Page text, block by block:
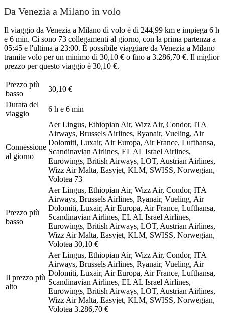
Da Venezia a Milano in volo
Il viaggio da Venezia a Milano di volo è di 244,99 km e impiega 6 h
e 6 min. Ci sono 73 collegamenti al giorno, con la prima partenza a
05:45 e l'ultima a 23:00. È possibile viaggiare da Venezia a Milano
tramite volo per un minimo di 30,10 € o fino a 3.286,70 €. Il miglior
prezzo per questo viaggio è 30,10 €.
Prezzo più
basso
30,10 €
Durata del
viaggio
6 h e 6 min
Connessione
al giorno
Aer Lingus, Ethiopian Air, Wizz Air, Condor, ITA
Airways, Brussels Airlines, Ryanair, Vueling, Air
Dolomiti, Luxair, Air Europa, Air France, Lufthansa,
Scandinavian Airlines, EL AL Israel Airlines,
Eurowings, British Airways, LOT, Austrian Airlines,
Wizz Air Malta, Easyjet, KLM, SWISS, Norwegian,
Volotea 73
Prezzo più
basso
Aer Lingus, Ethiopian Air, Wizz Air, Condor, ITA
Airways, Brussels Airlines, Ryanair, Vueling, Air
Dolomiti, Luxair, Air Europa, Air France, Lufthansa,
Scandinavian Airlines, EL AL Israel Airlines,
Eurowings, British Airways, LOT, Austrian Airlines,
Wizz Air Malta, Easyjet, KLM, SWISS, Norwegian,
Volotea 30,10 €
Il prezzo più
alto
Aer Lingus, Ethiopian Air, Wizz Air, Condor, ITA
Airways, Brussels Airlines, Ryanair, Vueling, Air
Dolomiti, Luxair, Air Europa, Air France, Lufthansa,
Scandinavian Airlines, EL AL Israel Airlines,
Eurowings, British Airways, LOT, Austrian Airlines,
Wizz Air Malta, Easyjet, KLM, SWISS, Norwegian,
Volotea 3.286,70 €